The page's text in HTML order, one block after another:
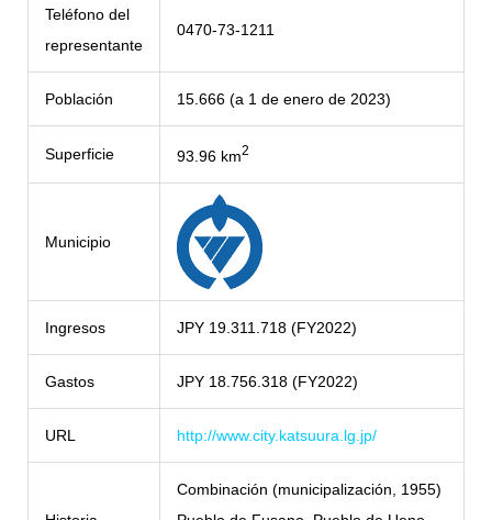
Teléfono del
representante
0470-73-1211
Población 15.666 (a 1 de enero de 2023)
Superficie 93.96 km2
Municipio
Ingresos JPY 19.311.718 (FY2022)
Gastos JPY 18.756.318 (FY2022)
URL http://www.city.katsuura.lg.jp/
Combinación (municipalización, 1955)